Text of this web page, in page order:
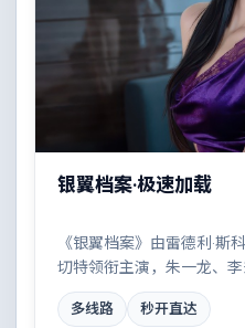
银翼档案·极速加载
《银翼档案》由雷德利·斯
切特领衔主演，朱一龙、
诞幽默的犯罪作品。故事
时代变迁交织成一曲悲歌
多线路 秒开直达